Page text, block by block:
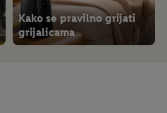
Kako se pravilno grijati
grijalicama